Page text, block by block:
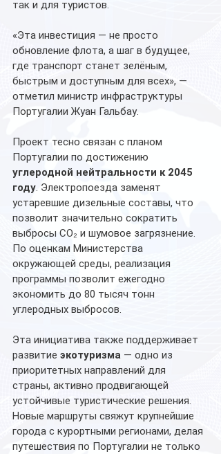
так и для туристов.
«Эта инвестиция — не просто
обновление флота, а шаг в будущее,
где транспорт станет зелёным,
быстрым и доступным для всех», —
отметил министр инфраструктуры
Португалии Жуан Гальбау.
Проект тесно связан с планом
Португалии по достижению
углеродной нейтральности к 2045
году. Электропоезда заменят
устаревшие дизельные составы, что
позволит значительно сократить
выбросы CO₂ и шумовое загрязнение.
По оценкам Министерства
окружающей среды, реализация
программы позволит ежегодно
экономить до 80 тысяч тонн
углеродных выбросов.
Эта инициатива также поддерживает
развитие экотуризма — одно из
приоритетных направлений для
страны, активно продвигающей
устойчивые туристические решения.
Новые маршруты свяжут крупнейшие
города с курортными регионами, делая
путешествия по Португалии не только